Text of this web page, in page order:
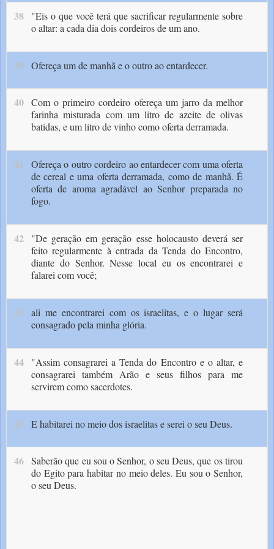
38
"Eis o que você terá que sacrificar regularmente sobre
o altar: a cada dia dois cor­deiros de um ano.
39 Ofereça um de manhã e o outro ao entardecer.
40 Com o primeiro cordeiro ofereça um jarro da melhor
farinha misturada com um litro de azeite de olivas
batidas, e um litro de vinho como ofer­ta derramada.
41
Ofereça o outro cordeiro ao entardecer com uma oferta
de cereal e uma oferta derramada, como de manhã. É
oferta de aroma agradável ao Senhor preparada no
fogo.
42
"De geração em geração esse holocausto deverá ser
feito regularmente à entrada da Tenda do Encontro,
diante do Senhor. Nes­se local eu os encontrarei e
falarei com você;
43
ali me encontrarei com os israelitas, e o lugar será
consagrado pela minha glória.
44
"Assim consagrarei a Tenda do Encon­tro e o altar, e
consagrarei também Arão e seus filhos para me
servirem como sacerdotes.
45 E habitarei no meio dos israelitas e serei o seu Deus.
46 Saberão que eu sou o Senhor, o seu Deus, que os tirou
do Egito para habitar no meio deles. Eu sou o Senhor,
o seu Deus.